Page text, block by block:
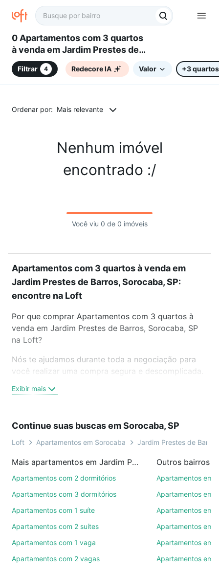
0 Apartamentos com 3 quartos
à venda em Jardim Prestes de
Barros, Sorocaba, SP
Filtrar 4 Redecore IA Valor +3 quartos
Ordenar por: Mais relevante
Nenhum imóvel
encontrado :/
Você viu 0 de 0 imóveis
Apartamentos com 3 quartos à venda em
Jardim Prestes de Barros, Sorocaba, SP:
encontre na Loft
Por que comprar Apartamentos com 3 quartos à
venda em Jardim Prestes de Barros, Sorocaba, SP
na Loft?
Nós te ajudamos durante toda a negociação para
você realizar uma compra segura e descomplicada.
trabalho e do metrô, aqui você vai encontrar a
oferta ideal de Apartamentos com 3 quartos à
para conquistar seu sonho. Agende uma visita
presencial ou por videochamada, é grátis, sem
mil corretores e imobiliárias te ajudando na compra,
venda ou troca de imóveis.
Como escolher um imóvel?
Use barra de busca no topo para pesquisar por
ruas, bairros e até condomínios favoritos. Você
também pode usar os filtros como quantidade de
combinar perfeitamente com o preço, metragem e
Exibir mais
Continue suas buscas em Sorocaba, SP
Loft Apartamentos em Sorocaba Jardim Prestes de Barros
Mais apartamentos em Jardim Prestes de Barros
Apartamentos com 2 dormitórios
Apartamentos com 3 dormitórios
Apartamentos com 1 suíte
Apartamentos com 2 suítes
Apartamentos com 1 vaga
Apartamentos com 2 vagas
Outros bairros
Apartamentos em
Apartamentos em
Apartamentos em
Apartamentos em
Apartamentos em
Apartamentos em